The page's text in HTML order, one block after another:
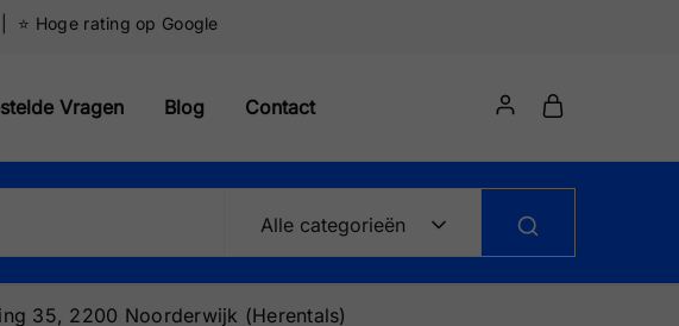
Hoge rating op Google
Vragen Blog Contact
Alle categorieën
35, 2200 Noorderwijk (Herentals)